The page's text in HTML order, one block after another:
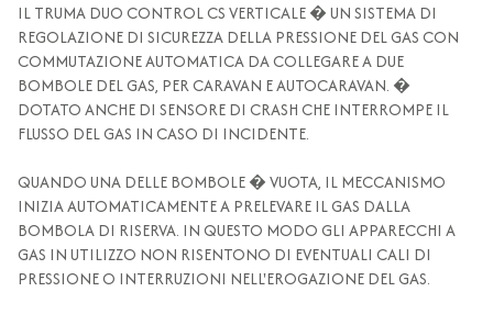
IL TRUMA DUO CONTROL CS VERTICALE � UN SISTEMA DI
REGOLAZIONE DI SICUREZZA DELLA PRESSIONE DEL GAS CON
COMMUTAZIONE AUTOMATICA DA COLLEGARE A DUE
BOMBOLE DEL GAS, PER CARAVAN E AUTOCARAVAN. �
DOTATO ANCHE DI SENSORE DI CRASH CHE INTERROMPE IL
FLUSSO DEL GAS IN CASO DI INCIDENTE.
QUANDO UNA DELLE BOMBOLE � VUOTA, IL MECCANISMO
INIZIA AUTOMATICAMENTE A PRELEVARE IL GAS DALLA
BOMBOLA DI RISERVA. IN QUESTO MODO GLI APPARECCHI A
GAS IN UTILIZZO NON RISENTONO DI EVENTUALI CALI DI
PRESSIONE O INTERRUZIONI NELL'EROGAZIONE DEL GAS.